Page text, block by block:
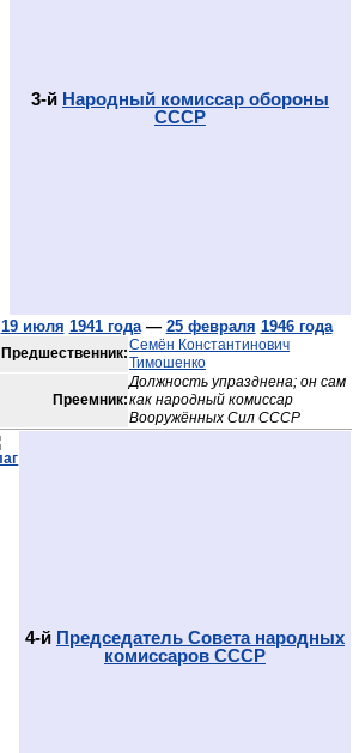
3-й Народный комиссар обороны
СССР
19 июля 1941 года— 25 февраля 1946 года
Предшественник:Семён Константинович
Тимошенко
Преемник:
Должность упразднена; он сам
как народный комиссар
Вооружённых Сил СССР
4-й Председатель Совета народных
комиссаров СССР